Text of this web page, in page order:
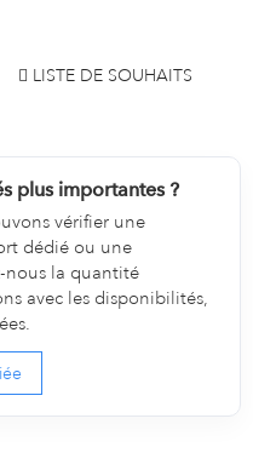
LISTE DE SOUHAITS
plus importantes ?
vérifier une
dédié ou une
nous la quantité
avec les disponibilités,